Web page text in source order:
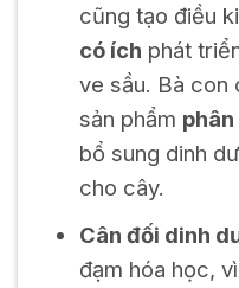
cũng tạo điều
có ích phát
ve sầu. Bà con
sản phẩm
bổ sung dinh
cho cây.
Cân đối dinh
đạm hóa học,